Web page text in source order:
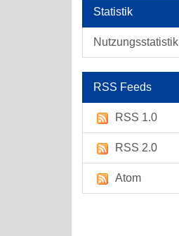
Statistik
Nutzungsstatistik
RSS Feeds
RSS 1.0
RSS 2.0
Atom